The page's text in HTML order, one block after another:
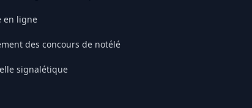
en ligne
des concours de notélé
signalétique